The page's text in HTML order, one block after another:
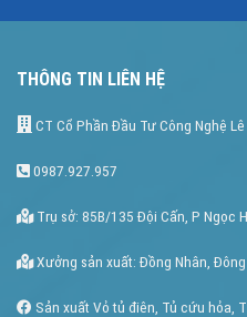
THÔNG TIN LIÊN HỆ
CT Cổ Phần Đầu Tư Công Nghệ
0987.927.957
Trụ sở: 85B/135 Đội Cấn, P Ngọc
Xưởng sản xuất: Đồng Nhân, Đông
Sản xuất Vỏ tủ điên, Tủ cứu hỏa,